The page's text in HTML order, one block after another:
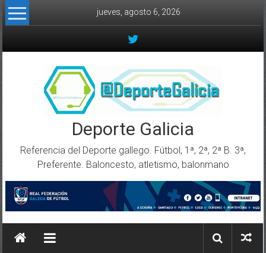
Skip to content
jueves, agosto 6, 2026
Deporte Galicia
Referencia del Deporte gallego. Fútbol, 1ª, 2ª, 2ª B. 3ª,
Preferente. Baloncesto, atletismo, balonmano